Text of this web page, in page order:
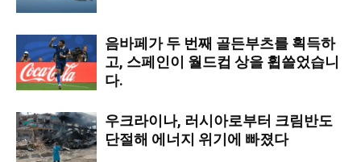
음바페가 두 번째 골든부츠를 획득하
고, 스페인이 월드컵 상을 휩쓸었습니
다.
우크라이나, 러시아로부터 크림반도
단절해 에너지 위기에 빠졌다